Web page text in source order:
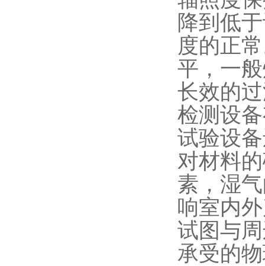
降到低
度的正
平，一
长效的
检测设
试验设
对材料
素，湿
响室内
试图与
承受的